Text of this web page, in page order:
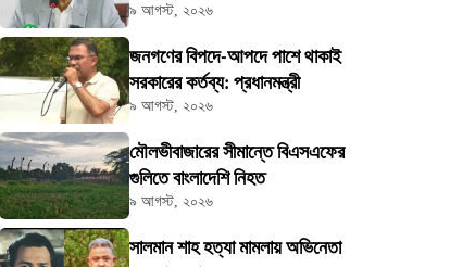
৯ আগস্ট, ২০২৬
জনগণের বিপদে-আপদে পাশে থাকাই
সরকারের কর্তব্য: প্রধানমন্ত্রী
৯ আগস্ট, ২০২৬
মৌলভীবাজারের সীমান্তে বিএসএফের
গুলিতে বাংলাদেশি নিহত
৯ আগস্ট, ২০২৬
সালমান শাহ হত্যা মামলায় অভিনেতা